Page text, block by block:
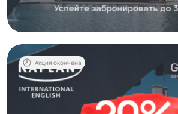
Акция окончена